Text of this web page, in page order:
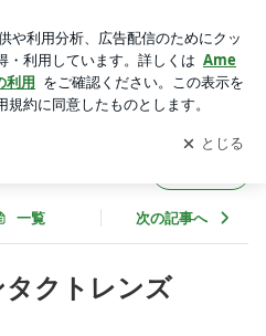
グの更新通知
を受け取りまし
開く
一覧 次の記事へ
タクトレンズ